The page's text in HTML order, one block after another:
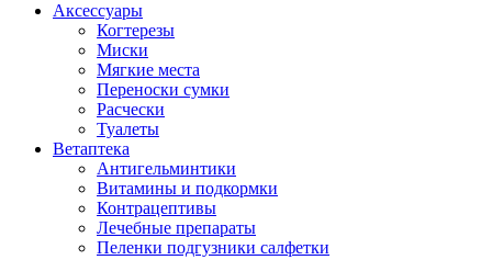
Аксессуары
Когтерезы
Миски
Мягкие места
Переноски сумки
Расчески
Туалеты
Ветаптека
Антигельминтики
Витамины и подкормки
Контрацептивы
Лечебные препараты
Пеленки подгузники салфетки